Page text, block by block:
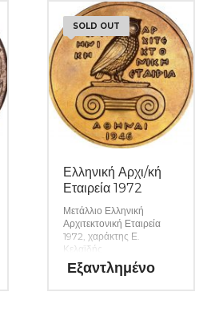
SOLD OUT
Ελληνική Αρχι/κή
Εταιρεία 1972
Μετάλλιο Ελληνική
Αρχιτεκτονική Εταιρεία
1972, χαράκτης Ε.
Κελαϊδής
Εξαντλημένο